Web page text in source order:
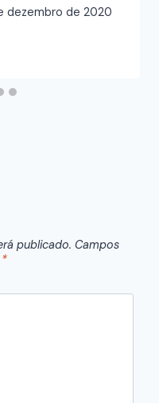
dezembro de 2020
publicado. Campos
*